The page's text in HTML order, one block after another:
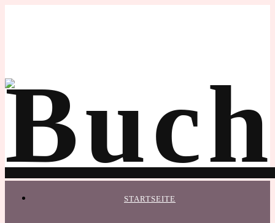
STARTSEITE